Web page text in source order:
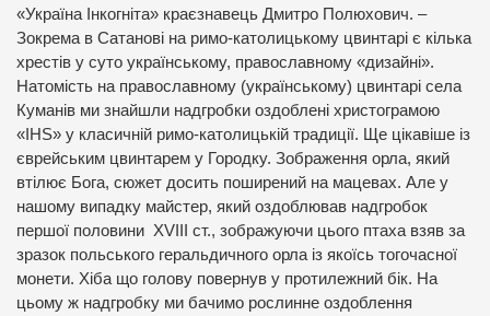
«Україна Інкогніта» краєзнавець Дмитро Полюхович. –
Зокрема в Сатанові на римо-католицькому цвинтарі є кілька
хрестів у суто українському, православному «дизайні».
Натомість на православному (українському) цвинтарі села
Куманів ми знайшли надгробки оздоблені христограмою
«IHS» у класичній римо-католицькій традиції. Ще цікавіше із
єврейським цвинтарем у Городку. Зображення орла, який
втілює Бога, сюжет досить поширений на мацевах. Але у
нашому випадку майстер, який оздоблював надгробок
першої половини XVIII ст., зображуючи цього птаха взяв за
зразок польського геральдичного орла із якоїсь тогочасної
монети. Хіба що голову повернув у протилежний бік. На
цьому ж надгробку ми бачимо рослинне оздоблення